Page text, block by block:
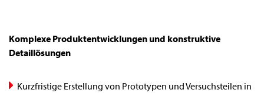
Komplexe Produktentwicklungen und konstruktive
Detaillösungen
Kurzfristige Erstellung von Prototypen und Versuchs­teilen in